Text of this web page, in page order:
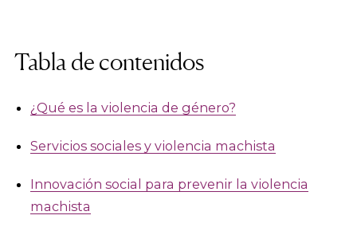
Tabla de contenidos
¿Qué es la violencia de género?
Servicios sociales y violencia machista
Innovación social para prevenir la violencia
machista